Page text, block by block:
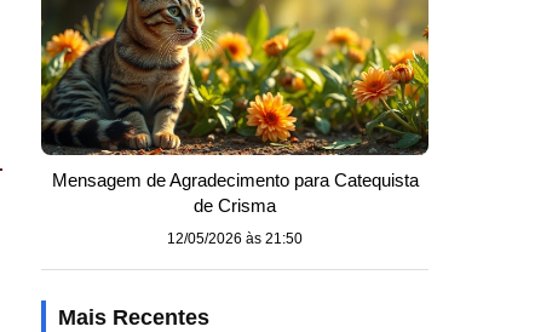
Mensagem de Agradecimento para Catequista
de Crisma
12/05/2026 às 21:50
Mais Recentes